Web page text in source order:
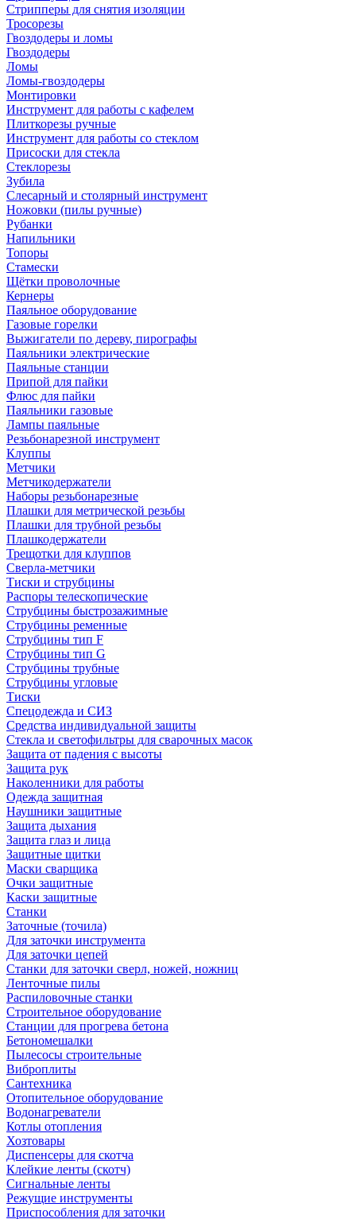
Стрипперы для снятия изоляции
Тросорезы
Гвоздодеры и ломы
Гвоздодеры
Ломы
Ломы-гвоздодеры
Монтировки
Инструмент для работы с кафелем
Плиткорезы ручные
Инструмент для работы со стеклом
Присоски для стекла
Стеклорезы
Зубила
Слесарный и столярный инструмент
Ножовки (пилы ручные)
Рубанки
Напильники
Топоры
Стамески
Щётки проволочные
Кернеры
Паяльное оборудование
Газовые горелки
Выжигатели по дереву, пирографы
Паяльники электрические
Паяльные станции
Припой для пайки
Флюс для пайки
Паяльники газовые
Лампы паяльные
Резьбонарезной инструмент
Клуппы
Метчики
Метчикодержатели
Наборы резьбонарезные
Плашки для метрической резьбы
Плашки для трубной резьбы
Плашкодержатели
Трещотки для клуппов
Сверла-метчики
Тиски и струбцины
Распоры телескопические
Струбцины быстрозажимные
Струбцины ременные
Струбцины тип F
Струбцины тип G
Струбцины трубные
Струбцины угловые
Тиски
Спецодежда и СИЗ
Средства индивидуальной защиты
Стекла и светофильтры для сварочных масок
Защита от падения с высоты
Защита рук
Наколенники для работы
Одежда защитная
Наушники защитные
Защита дыхания
Защита глаз и лица
Защитные щитки
Маски сварщика
Очки защитные
Каски защитные
Станки
Заточные (точила)
Для заточки инструмента
Для заточки цепей
Станки для заточки сверл, ножей, ножниц
Ленточные пилы
Распиловочные станки
Строительное оборудование
Станции для прогрева бетона
Бетономешалки
Пылесосы строительные
Виброплиты
Сантехника
Отопительное оборудование
Водонагреватели
Котлы отопления
Хозтовары
Диспенсеры для скотча
Клейкие ленты (скотч)
Сигнальные ленты
Режущие инструменты
Приспособления для заточки